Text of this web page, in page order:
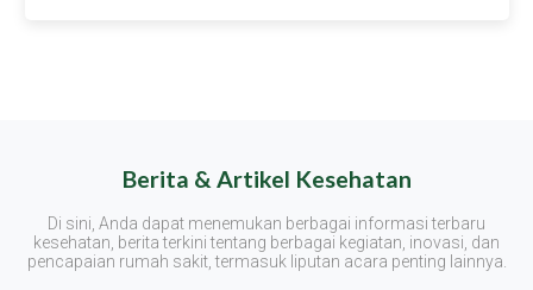
Berita & Artikel Kesehatan
Di sini, Anda dapat menemukan berbagai informasi terbaru
kesehatan, berita terkini tentang berbagai kegiatan, inovasi, dan
pencapaian rumah sakit, termasuk liputan acara penting lainnya.